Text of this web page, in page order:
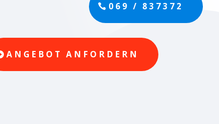
069 / 837372
ANGEBOT ANFORDERN